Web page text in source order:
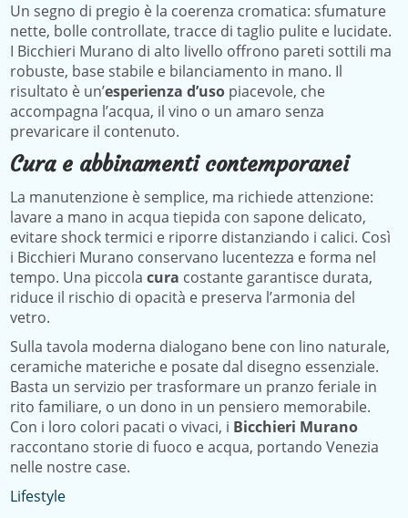
Un segno di pregio è la coerenza cromatica: sfumature
nette, bolle controllate, tracce di taglio pulite e lucidate.
I Bicchieri Murano di alto livello offrono pareti sottili ma
robuste, base stabile e bilanciamento in mano. Il
risultato è un’esperienza d’uso piacevole, che
accompagna l’acqua, il vino o un amaro senza
prevaricare il contenuto.
Cura e abbinamenti contemporanei
La manutenzione è semplice, ma richiede attenzione:
lavare a mano in acqua tiepida con sapone delicato,
evitare shock termici e riporre distanziando i calici. Così
i Bicchieri Murano conservano lucentezza e forma nel
tempo. Una piccolacura costante garantisce durata,
riduce il rischio di opacità e preserva l’armonia del
vetro.
Sulla tavola moderna dialogano bene con lino naturale,
ceramiche materiche e posate dal disegno essenziale.
Basta un servizio per trasformare un pranzo feriale in
rito familiare, o un dono in un pensiero memorabile.
Con i loro colori pacati o vivaci, i Bicchieri Murano
raccontano storie di fuoco e acqua, portando Venezia
nelle nostre case.
Lifestyle